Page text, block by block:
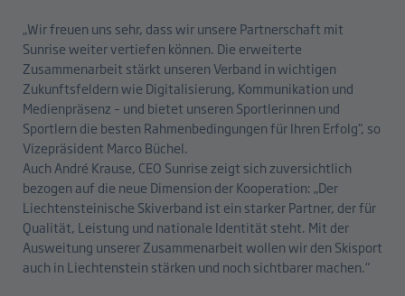
„Wir freuen uns sehr, dass wir unsere Partnerschaft mit
Sunrise weiter vertiefen können. Die erweiterte
Zusammenarbeit stärkt unseren Verband in wichtigen
Zukunftsfeldern wie Digitalisierung, Kommunikation und
Medienpräsenz – und bietet unseren Sportlerinnen und
Sportlern die besten Rahmenbedingungen für Ihren Erfolg“, so
Vizepräsident Marco Büchel.
Auch André Krause, CEO Sunrise zeigt sich zuversichtlich
bezogen auf die neue Dimension der Kooperation: „Der
Liechtensteinische Skiverband ist ein starker Partner, der für
Qualität, Leistung und nationale Identität steht. Mit der
Ausweitung unserer Zusammenarbeit wollen wir den Skisport
auch in Liechtenstein stärken und noch sichtbarer machen.“